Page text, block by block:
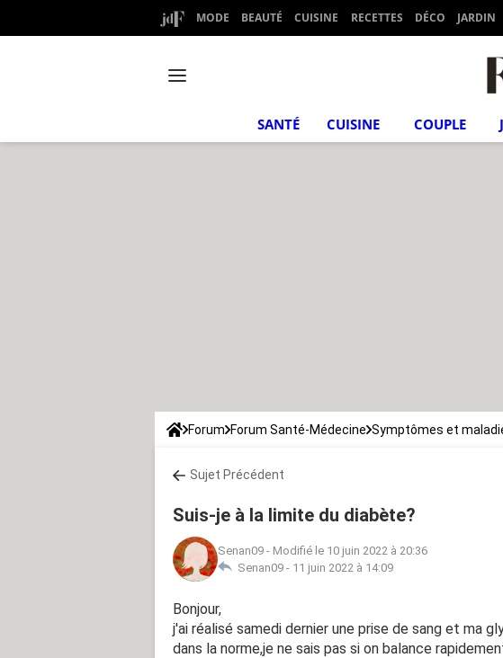
MODE BEAUTÉ CUISINE RECETTES DÉCO JARDIN
SANTÉ CUISINE COUPLE
Forum Forum Santé-Médecine Symptômes et
Sujet Précédent
Suis-je à la limite du diabète?
Senan09 - Modifié le 10 juin 2022 à 20:36
Senan09 - 11 juin 2022 à 14:09
Bonjour,
j'ai réalisé samedi dernier une prise de sang et ma
dans la norme,je ne sais pas si on balance